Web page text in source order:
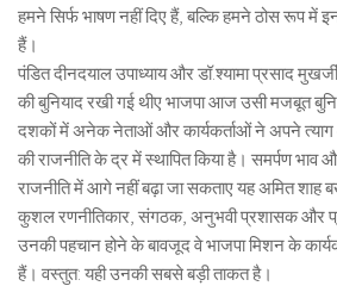
हमने सिर्फ भाषण नहीं दिए हैं, बल्कि हमने ठोस रूप में
हैं।
पंडित दीनदयाल उपाध्याय और डॉ.श्यामा प्रसाद
की बुनियाद रखी गई थीए भाजपा आज उसी मजबूत
दशकों में अनेक नेताओं और कार्यकर्ताओं ने अपने त्याग
की राजनीति के द्र में स्थापित किया है। समर्पण भाव
राजनीति में आगे नहीं बढ़ा जा सकताए यह अमित शाह
कुशल रणनीतिकार, संगठक, अनुभवी प्रशासक और
उनकी पहचान होने के बावजूद वे भाजपा मिशन के
हैं। वस्तुत: यही उनकी सबसे बड़ी ताकत है।